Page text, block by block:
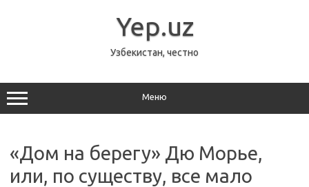
Yep.uz
Узбекистан, честно
Меню
«Дом на берегу» Дю Морье,
или, по существу, все мало